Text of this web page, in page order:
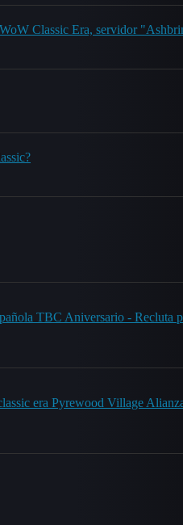
Classic Era, servidor
TBC Aniversario - Recluta
era Pyrewood Village